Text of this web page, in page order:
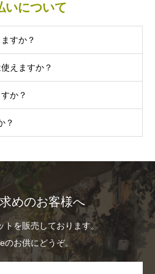
いについて
すか？
えますか？
か？
？
めのお客様へ
トを販売しております。
のお供にどうぞ。